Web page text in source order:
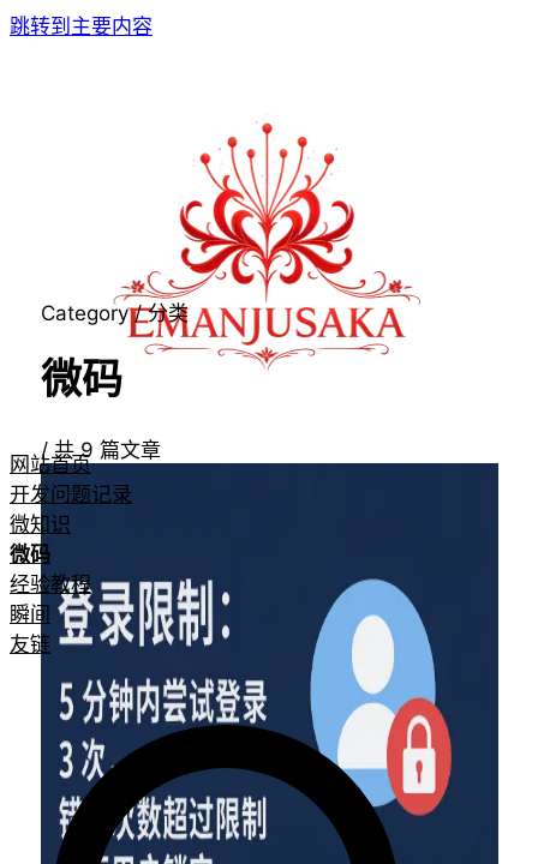
跳转到主要内容
网站首页
开发问题记录
微知识
微码
经验教程
瞬间
友链
Category / 分类
微码
/共9 篇文章